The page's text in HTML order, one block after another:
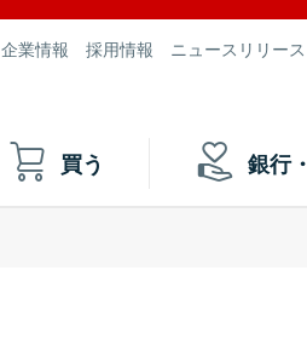
企業情報 採用情報 ニュースリリース
買う 銀行